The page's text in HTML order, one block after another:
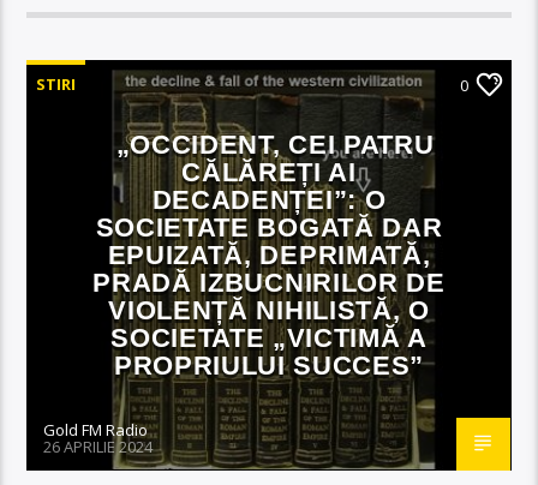
STIRI 0
„OCCIDENT, CEI PATRU
CĂLĂREȚI AI
DECADENȚEI”: O
SOCIETATE BOGATĂ DAR
EPUIZATĂ, DEPRIMATĂ,
PRADĂ IZBUCNIRILOR DE
VIOLENȚĂ NIHILISTĂ, O
SOCIETATE „VICTIMĂ A
PROPRIULUI SUCCES”
Gold FM Radio
26 APRILIE 2024